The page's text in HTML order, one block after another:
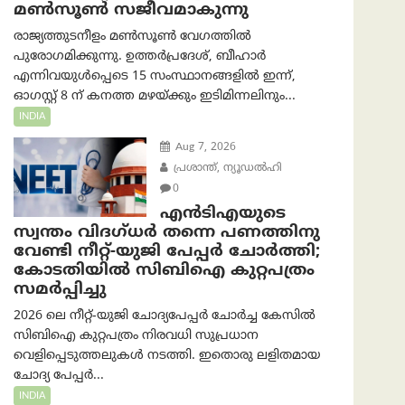
മൺസൂൺ സജീവമാകുന്നു
രാജ്യത്തുടനീളം മൺസൂൺ വേഗത്തിൽ
പുരോഗമിക്കുന്നു. ഉത്തർപ്രദേശ്, ബീഹാർ
എന്നിവയുൾപ്പെടെ 15 സംസ്ഥാനങ്ങളിൽ ഇന്ന്,
ഓഗസ്റ്റ് 8 ന് കനത്ത മഴയ്ക്കും ഇടിമിന്നലിനും...
INDIA
Aug 7, 2026
പ്രശാന്ത്, ന്യൂഡല്‍ഹി
0
എൻ‌ടി‌എയുടെ
സ്വന്തം വിദഗ്ധർ തന്നെ പണത്തിനു
വേണ്ടി നീറ്റ്-യു‌ജി പേപ്പർ ചോർത്തി;
കോടതിയില്‍ സിബിഐ കുറ്റപത്രം
സമര്‍പ്പിച്ചു
2026 ലെ നീറ്റ്-യുജി ചോദ്യപേപ്പർ ചോർച്ച കേസിൽ
സിബിഐ കുറ്റപത്രം നിരവധി സുപ്രധാന
വെളിപ്പെടുത്തലുകൾ നടത്തി. ഇതൊരു ലളിതമായ
ചോദ്യ പേപ്പർ...
INDIA